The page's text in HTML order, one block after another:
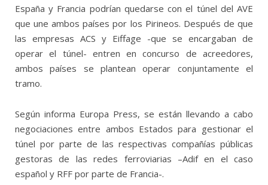
España y Francia podrían quedarse con el túnel del AVE
que une ambos países por los Pirineos. Después de que
las empresas ACS y Eiffage -que se encargaban de
operar el túnel- entren en concurso de acreedores,
ambos países se plantean operar conjuntamente el
tramo.
Según informa Europa Press, se están llevando a cabo
negociaciones entre ambos Estados para gestionar el
túnel por parte de las respectivas compañías públicas
gestoras de las redes ferroviarias –Adif en el caso
español y RFF por parte de Francia-.